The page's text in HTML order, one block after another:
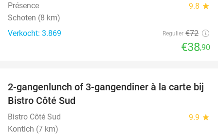
Présence 9.8 star
Schoten (8 km)
Verkocht: 3.869
Regulier €72
€38,90
39%
2-gangenlunch of 3-gangendiner à la carte bij
Bistro Côté Sud
Bistro Côté Sud 9.9 star
Kontich (7 km)